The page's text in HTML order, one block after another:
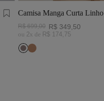
Camisa Manga Curta Linho
R$ 699,00 R$ 349 50
ou 2x de R$ 174, 75